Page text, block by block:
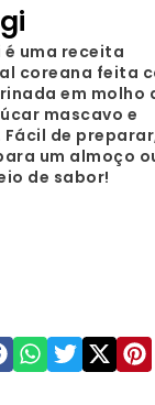
é uma receita
coreana feita
em molho
mascavo e
de
um almoço
de sabor!